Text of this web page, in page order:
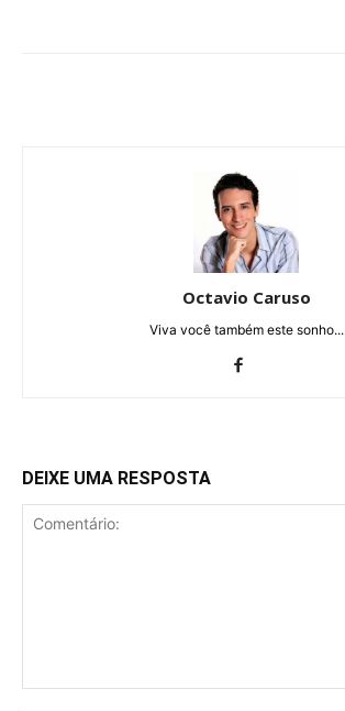
Octavio Caruso
Viva você também este sonho...
DEIXE UMA RESPOSTA